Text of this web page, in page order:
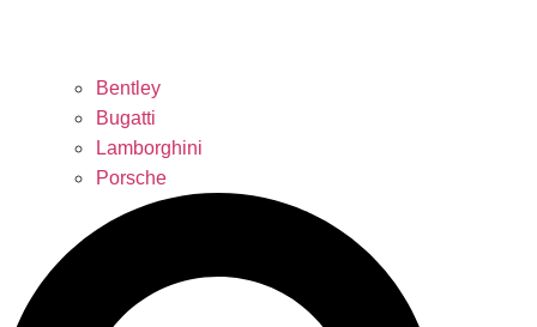
Bentley
Bugatti
Lamborghini
Porsche